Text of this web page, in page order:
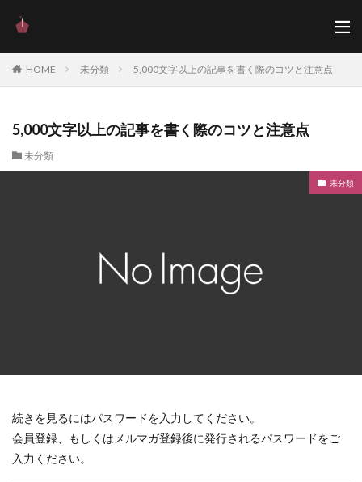
HOME 未分類 5,000文字以上の記事を書く際のコツと注意点
5,000文字以上の記事を書く際のコツと注意点
未分類
未分類
続きを見るにはパスワードを入力してください。
会員登録、もしくはメルマガ登録後に発行されるパスワードをご
入力ください。